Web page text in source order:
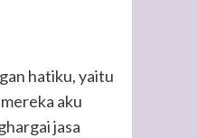
hatiku, yaitu
aku
jasa